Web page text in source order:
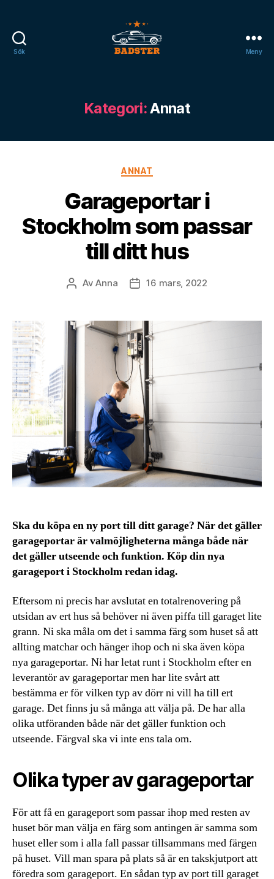
Sök Meny
Kategori:Annat
Kategorier
ANNAT
Garageportar i
Stockholm som passar
till ditt hus
Inläggsförfattare
AvAnna Inläggsdatum
16 mars, 2022
Ska du köpa en ny port till ditt garage? När det gäller
garageportar är valmöjligheterna många både när
det gäller utseende och funktion. Köp din nya
garageport i Stockholm redan idag.
Eftersom ni precis har avslutat en totalrenovering på
utsidan av ert hus så behöver ni även piffa till garaget lite
grann. Ni ska måla om det i samma färg som huset så att
allting matchar och hänger ihop och ni ska även köpa
nya garageportar. Ni har letat runt i Stockholm efter en
leverantör av garageportar men har lite svårt att
bestämma er för vilken typ av dörr ni vill ha till ert
garage. Det finns ju så många att välja på. De har alla
olika utföranden både när det gäller funktion och
utseende. Färgval ska vi inte ens tala om.
Olika typer av garageportar
För att få en garageport som passar ihop med resten av
huset bör man välja en färg som antingen är samma som
huset eller som i alla fall passar tillsammans med färgen
på huset. Vill man spara på plats så är en takskjutport att
föredra som garageport. En sådan typ av port till garaget